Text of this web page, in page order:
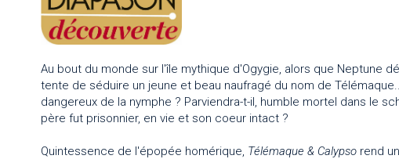
Au bout du monde sur l'île mythique d'Ogygie, alors que Neptune
tente de séduire un jeune et beau naufragé du nom de
dangereux de la nymphe ? Parviendra-t-il, humble mortel dans le
père fut prisonnier, en vie et son coeur intact ?
Quintessence de l'épopée homérique, Télémaque & Calypsorend